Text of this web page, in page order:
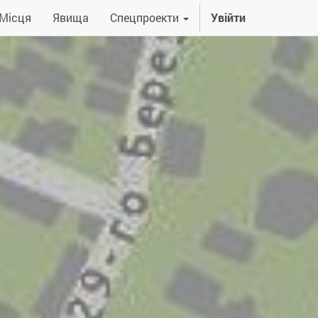
Явища Спецпроекти Увійти